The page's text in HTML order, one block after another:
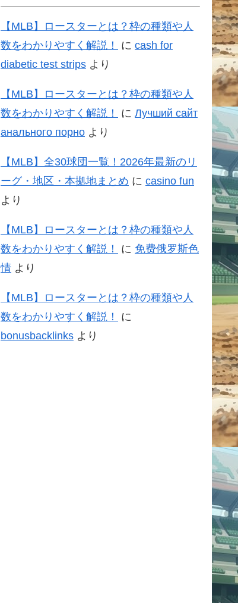
【MLB】ロースターとは？枠の種類や人
数をわかりやすく解説！
に cash for
diabetic test strips より
【MLB】ロースターとは？枠の種類や人
数をわかりやすく解説！
に Лучший сайт
анального порно より
【MLB】全30球団一覧！2026年最新のリ
ーグ・地区・本拠地まとめ に casino fun
より
【MLB】ロースターとは？枠の種類や人
数をわかりやすく解説！
に 免费俄罗斯色
情 より
【MLB】ロースターとは？枠の種類や人
数をわかりやすく解説！
に
bonusbacklinks より